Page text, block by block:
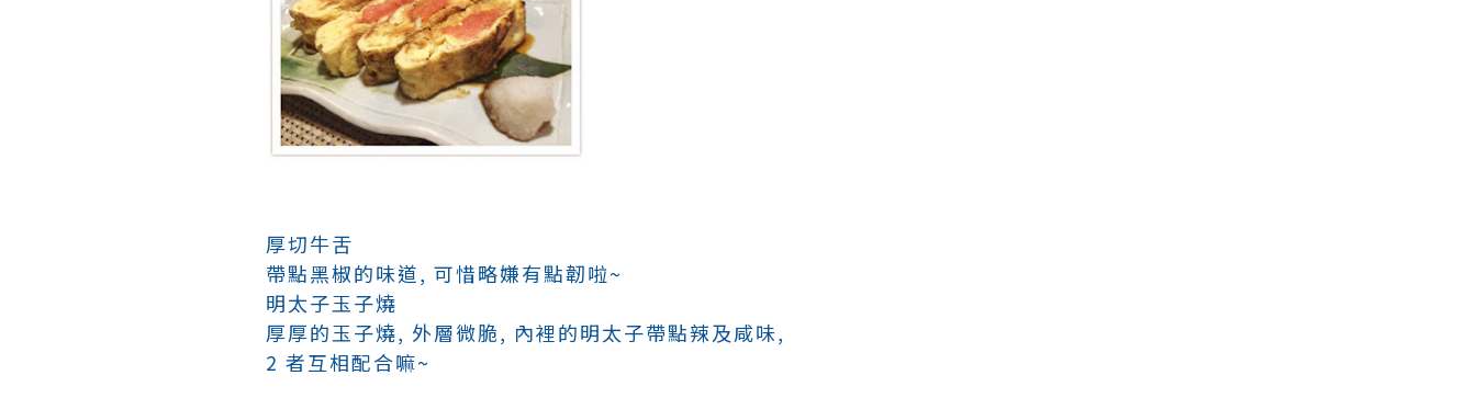
厚切牛舌
帶點黑椒的味道, 可惜略嫌有點韌啦~
明太子玉子燒
厚厚的玉子燒, 外層微脆, 內裡的明太子帶點辣及咸味,
2 者互相配合嘛~